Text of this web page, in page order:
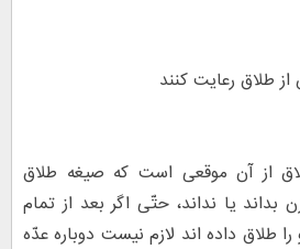
طلاق رعایت کنند
از آن موقعى است که صیغه طلاق
یا نداند، حتّى اگر بعد از تمام
طلاق داده اند لازم نیست دوباره عدّه